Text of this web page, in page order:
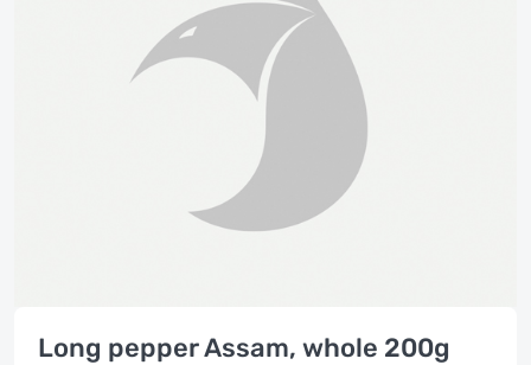
Long pepper Assam, whole 200g